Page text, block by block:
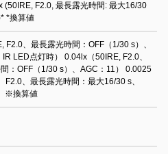
(50IRE, F2.0, 最長露光時間: 最大16/30
*換算値
F2.0、最長露光時間：OFF（1/30 s）、
LED点灯時） 0.04lx（50IRE, F2.0、
：OFF（1/30 s）、AGC：11） 0.0025
F2.0、最長露光時間：最大16/30 s、
※換算値